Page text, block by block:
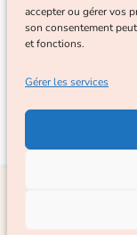
accepter ou gérer vos
son consentement
et fonctions.
Gérer les services
Oubliez
les mots,
désolé·e”